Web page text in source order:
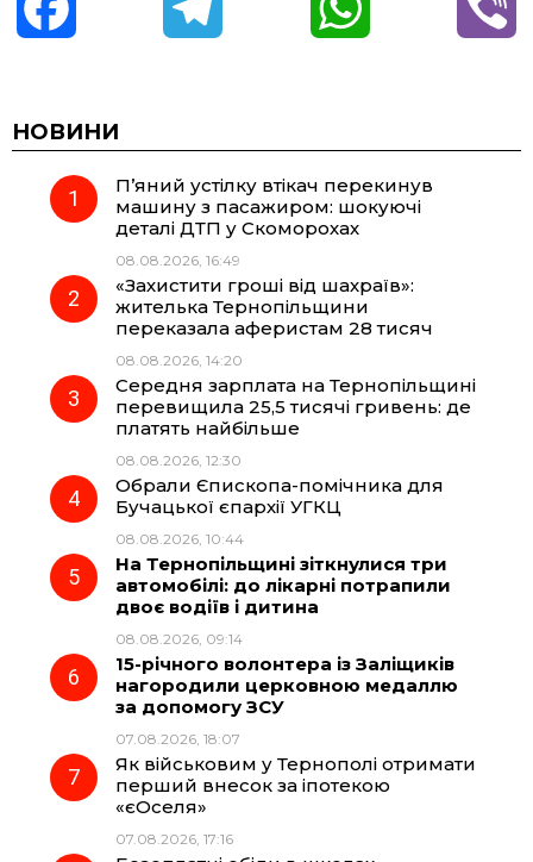
c
e
o
k
e
g
r
a
m
t
НОВИНИ
П’яний устілку втікач перекинув
машину з пасажиром: шокуючі
деталі ДТП у Скоморохах
08.08.2026, 16:49
«Захистити гроші від шахраїв»:
жителька Тернопільщини
переказала аферистам 28 тисяч
08.08.2026, 14:20
Середня зарплата на Тернопільщині
перевищила 25,5 тисячі гривень: де
платять найбільше
08.08.2026, 12:30
Обрали Єпископа-помічника для
Бучацької єпархії УГКЦ
08.08.2026, 10:44
На Тернопільщині зіткнулися три
автомобілі: до лікарні потрапили
двоє водіїв і дитина
08.08.2026, 09:14
15-річного волонтера із Заліщиків
нагородили церковною медаллю
за допомогу ЗСУ
07.08.2026, 18:07
Як військовим у Тернополі отримати
перший внесок за іпотекою
«єОселя»
07.08.2026, 17:16